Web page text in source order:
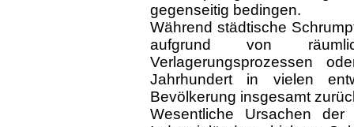
gegenseitig bedingen.
Während städtische
aufgrund von
Verlagerungsprozessen
Jahrhundert in vielen
Bevölkerung insgesamt
Wesentliche Ursachen